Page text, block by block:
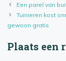
Een parel van
Tuinieren kost
gewoon gratis
Plaats een